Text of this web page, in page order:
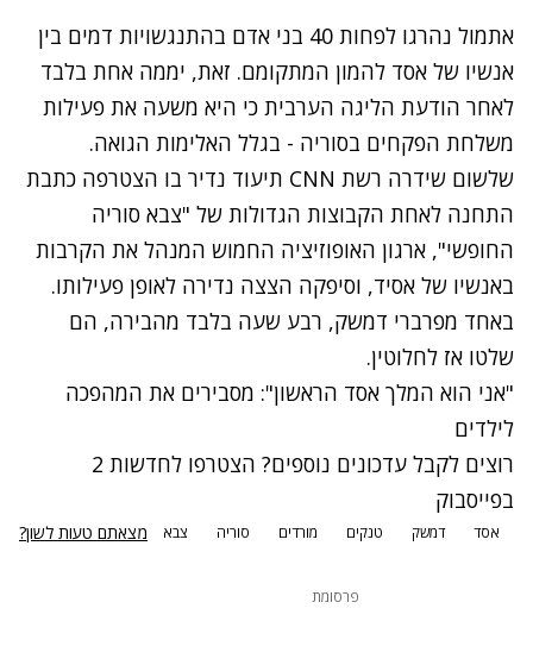
אתמול נהרגו לפחות 40 בני אדם בהתנגשויות דמים בין
אנשיו של אסד להמון המתקומם. זאת, יממה אחת בלבד
לאחר הודעת הליגה הערבית כי היא משעה את פעילות
משלחת הפקחים בסוריה - בגלל האלימות הגואה.
שלשום שידרה רשת CNN תיעוד נדיר בו הצטרפה כתבת
התחנה לאחת הקבוצות הגדולות של "צבא סוריה
החופשי", ארגון האופוזיציה החמוש המנהל את הקרבות
באנשיו של אסיד, וסיפקה הצצה נדירה לאופן פעילותו.
באחד מפרברי דמשק, רבע שעה בלבד מהבירה, הם
שלטו אז לחלוטין.
"אני הוא המלך אסד הראשון": מסבירים את המהפכה
לילדים
רוצים לקבל עדכונים נוספים? הצטרפו לחדשות 2
בפייסבוק
אסד דמשק טנקים מורדים סוריה צבא מצאתם טעות לשון?
פרסומת